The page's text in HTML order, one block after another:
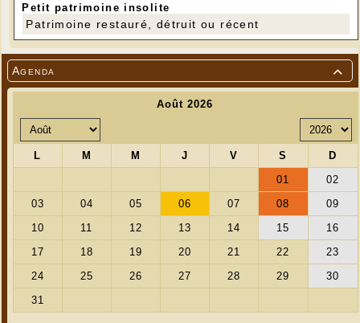

Agenda
---
Entrée adulte: 6 €
Entrée enfant (- de 18 ans): 3 €
Titulaire de la carte de soutien: 4 €
Petit patrimoine insolite
Patrimoine restauré, détruit ou récent